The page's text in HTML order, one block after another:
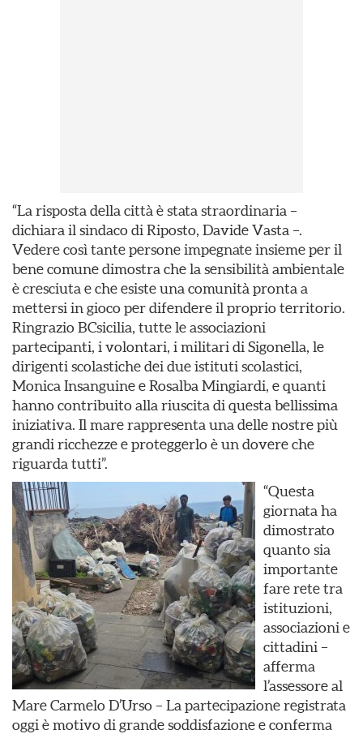
“La risposta della città è stata straordinaria –
dichiara il sindaco di Riposto, Davide Vasta –.
Vedere così tante persone impegnate insieme per il
bene comune dimostra che la sensibilità ambientale
è cresciuta e che esiste una comunità pronta a
mettersi in gioco per difendere il proprio territorio.
Ringrazio BCsicilia, tutte le associazioni
partecipanti, i volontari, i militari di Sigonella, le
dirigenti scolastiche dei due istituti scolastici,
Monica Insanguine e Rosalba Mingiardi, e quanti
hanno contribuito alla riuscita di questa bellissima
iniziativa. Il mare rappresenta una delle nostre più
grandi ricchezze e proteggerlo è un dovere che
riguarda tutti”.
“Questa
giornata ha
dimostrato
quanto sia
importante
fare rete tra
istituzioni,
associazioni e
cittadini –
afferma
l’assessore al
Mare Carmelo D’Urso – La partecipazione registrata
oggi è motivo di grande soddisfazione e conferma